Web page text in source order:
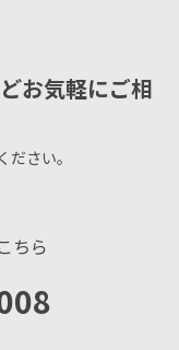
お気軽にご相
さい。
ちら